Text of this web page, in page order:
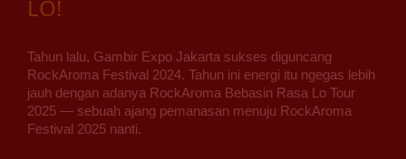
LO!
Tahun lalu, Gambir Expo Jakarta sukses diguncang
RockAroma Festival 2024. Tahun ini energi itu ngegas lebih
jauh dengan adanya RockAroma Bebasin Rasa Lo Tour
2025 — sebuah ajang pemanasan menuju RockAroma
Festival 2025 nanti.